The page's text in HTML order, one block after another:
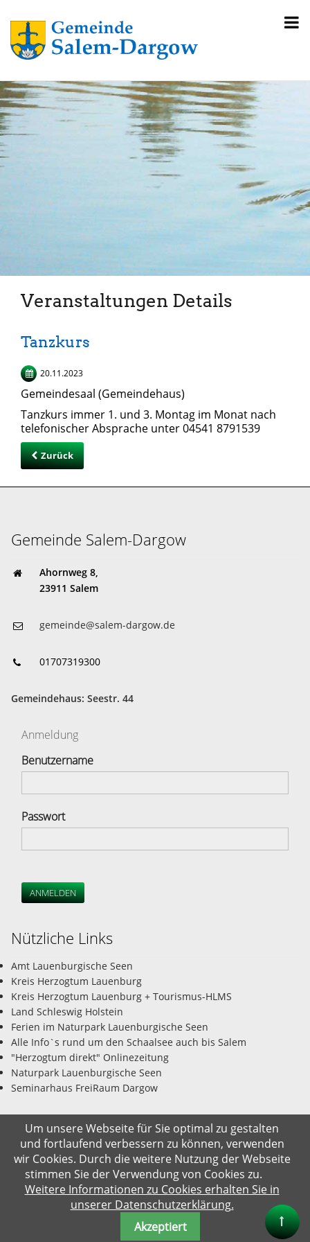
Veranstaltungen Details
Tanzkurs
20.11.2023
Gemeindesaal (Gemeindehaus)
Tanzkurs immer 1. und 3. Montag im Monat nach
telefonischer Absprache unter 04541 8791539
Zurück
Gemeinde Salem-Dargow
Ahornweg 8,
23911 Salem
gemeinde@salem-dargow.de
01707319300
Gemeindehaus: Seestr. 44
Anmeldung
Benutzername
Passwort
ANMELDEN
Nützliche Links
Amt Lauenburgische Seen
Kreis Herzogtum Lauenburg
Kreis Herzogtum Lauenburg + Tourismus-HLMS
Land Schleswig Holstein
Ferien im Naturpark Lauenburgische Seen
Alle Info`s rund um den Schaalsee auch bis Salem
"Herzogtum direkt" Onlinezeitung
Naturpark Lauenburgische Seen
Seminarhaus FreiRaum Dargow
© Gemeinde Salem-Dargow 08.08.2026
Impressum Datenschutz Kontakt Suche
Um unsere Webseite für Sie optimal zu gestalten
und fortlaufend verbessern zu können, verwenden
wir Cookies. Durch die weitere Nutzung der Webseite
stimmen Sie der Verwendung von Cookies zu.
Weitere Informationen zu Cookies erhalten Sie in
unserer Datenschutzerklärung.
Akzeptiert